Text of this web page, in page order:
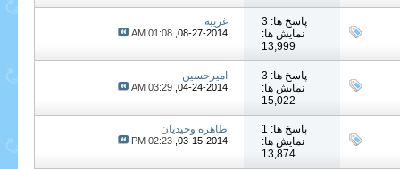
پاسخ ها: 3
نمایش ها:
13,999
غریبه
08-27-2014,
01:08 AM
پاسخ ها: 3
نمایش ها:
15,022
امیرحسین
04-24-2014,
03:29 AM
پاسخ ها: 1
نمایش ها:
13,874
طاهره وحیدیان
03-15-2014,
02:23 PM